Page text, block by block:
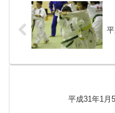
平成31年1月